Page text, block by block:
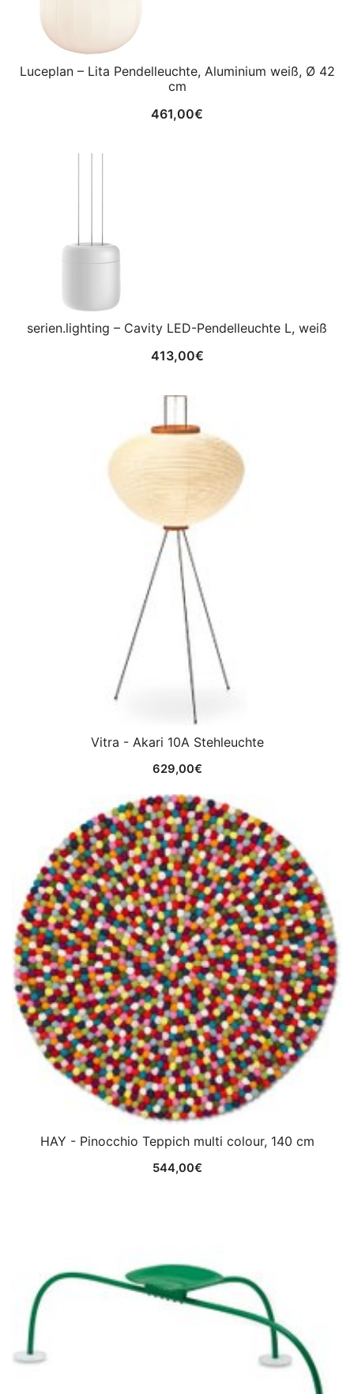
Luceplan – Lita Pendelleuchte, Aluminium weiß, Ø 42
cm
461,00€
serien.lighting – Cavity LED-Pendelleuchte L, weiß
413,00€
Vitra - Akari 10A Stehleuchte
629,00€
HAY - Pinocchio Teppich multi colour, 140 cm
544,00€